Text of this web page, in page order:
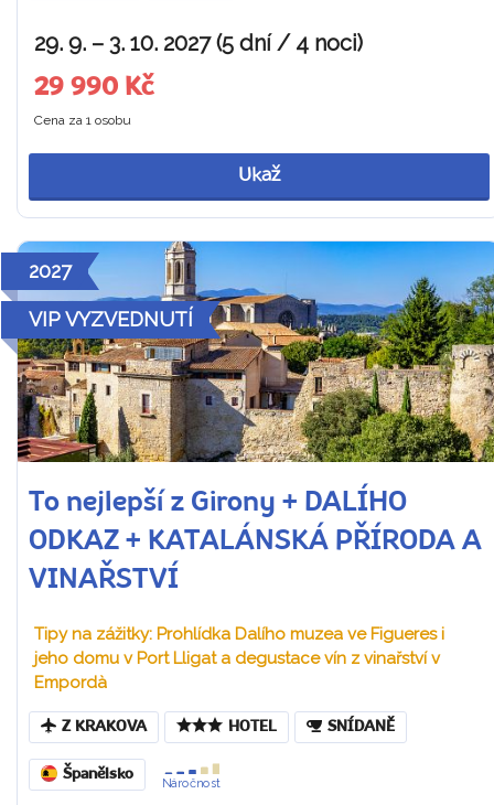
29. 9. – 3. 10. 2027 (5 dní / 4 noci)
29 990 Kč
Cena za 1 osobu
Ukaž
2027
VIP VYZVEDNUTÍ
To nejlepší z Girony + DALÍHO
ODKAZ + KATALÁNSKÁ PŘÍRODA A
VINAŘSTVÍ
Tipy na zážitky: Prohlídka Dalího muzea ve Figueres i
jeho domu v Port Lligat a degustace vín z vinařství v
Empordà
Z KRAKOVA HOTEL SNÍDANĚ
Španělsko
Náročnost